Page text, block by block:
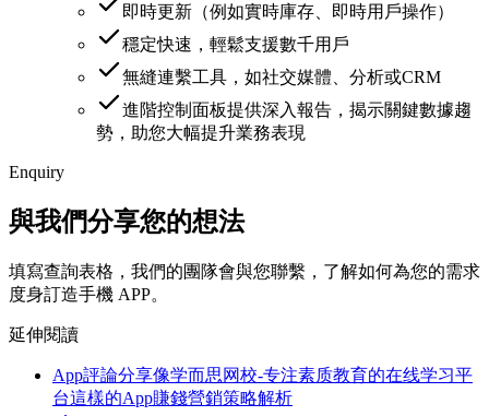
即時更新（例如實時庫存、即時用戶操作）
穩定快速，輕鬆支援數千用戶
無縫連繫工具，如社交媒體、分析或CRM
進階控制面板提供深入報告，揭示關鍵數據趨
勢，助您大幅提升業務表現
Enquiry
與我們分享您的想法
填寫查詢表格，我們的團隊會與您聯繫，了解如何為您的需求
度身訂造手機 APP。
延伸閱讀
App評論分享像学而思网校-专注素质教育的在线学习平
台這樣的App賺錢營銷策略解析